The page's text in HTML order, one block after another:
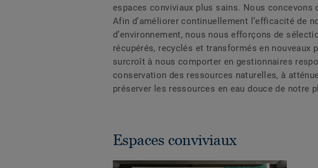
espaces conviviaux plus sains. Nous concevons
Afin d’améliorer continuellement l’efficacité de
d’environnement, nous nous efforçons de
récupérés, recyclés et transformés en nouveaux
surcroît à nous comporter en gestionnaires
conservation des ressources naturelles, à
préserver les ressources en eau douce de notre
Espaces conviviaux